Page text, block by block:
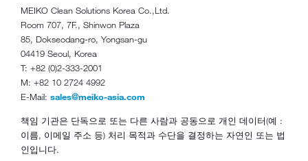
MEIKO Clean Solutions Korea Co.,Ltd.
Room 707, 7F., Shinwon Plaza
85, Dokseodang-ro, Yongsan-gu
04419 Seoul, Korea
T: +82 (0)2-333-2001
M: +82 10 2724 4992
E-Mail: sales@meiko-asia.com
책임 기관은 단독으로 또는 다른 사람과 공동으로 개인 데이터(예 :
이름, 이메일 주소 등) 처리 목적과 수단을 결정하는 자연인 또는 법
인입니다.